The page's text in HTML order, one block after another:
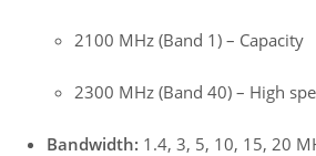
2100 MHz (Band 1) – Capacity
2300 MHz (Band 40) – High
Bandwidth: 1.4, 3, 5, 10, 15, 20